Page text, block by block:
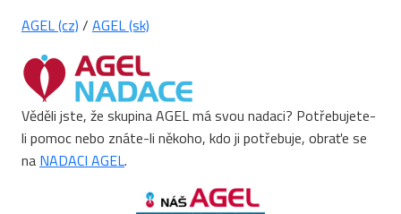
AGEL (cz) / AGEL (sk)
Věděli jste, že skupina AGEL má svou nadaci? Potřebujete-
li pomoc nebo znáte-li někoho, kdo ji potřebuje, obraťe se
na NADACI AGEL.